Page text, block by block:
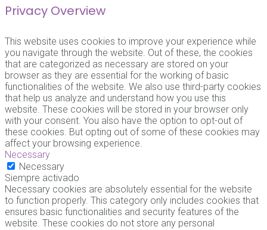
Privacy Overview
This website uses cookies to improve your experience while
you navigate through the website. Out of these, the cookies
that are categorized as necessary are stored on your
browser as they are essential for the working of basic
functionalities of the website. We also use third-party cookies
that help us analyze and understand how you use this
website. These cookies will be stored in your browser only
with your consent. You also have the option to opt-out of
these cookies. But opting out of some of these cookies may
affect your browsing experience.
Necessary
Necessary
Siempre activado
Necessary cookies are absolutely essential for the website
to function properly. This category only includes cookies that
ensures basic functionalities and security features of the
website. These cookies do not store any personal